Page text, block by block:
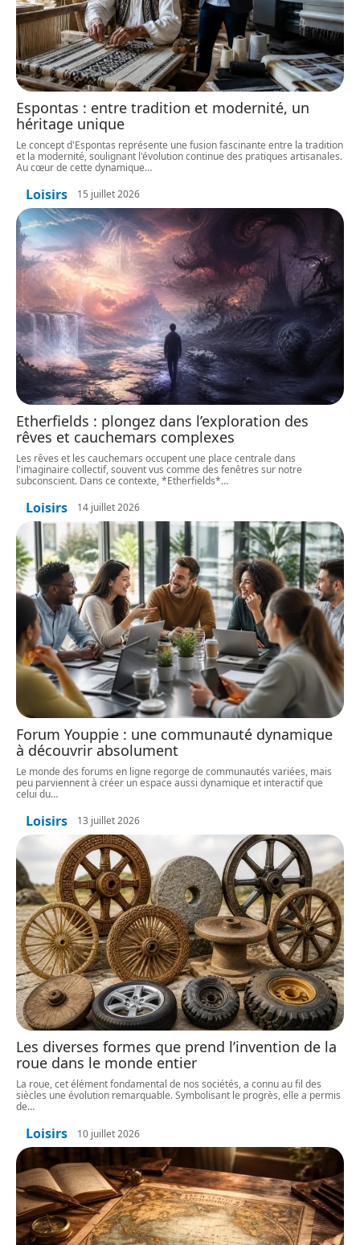
Espontas : entre tradition et modernité, un
héritage unique
Le concept d'Espontas représente une fusion fascinante entre la tradition
et la modernité, soulignant l'évolution continue des pratiques artisanales.
Au cœur de cette dynamique…
Loisirs 15 juillet 2026
Etherfields : plongez dans l’exploration des
rêves et cauchemars complexes
Les rêves et les cauchemars occupent une place centrale dans
l'imaginaire collectif, souvent vus comme des fenêtres sur notre
subconscient. Dans ce contexte, *Etherfields*…
Loisirs 14 juillet 2026
Forum Youppie : une communauté dynamique
à découvrir absolument
Le monde des forums en ligne regorge de communautés variées, mais
peu parviennent à créer un espace aussi dynamique et interactif que
celui du…
Loisirs 13 juillet 2026
Les diverses formes que prend l’invention de la
roue dans le monde entier
La roue, cet élément fondamental de nos sociétés, a connu au fil des
siècles une évolution remarquable. Symbolisant le progrès, elle a permis
de…
Loisirs 10 juillet 2026